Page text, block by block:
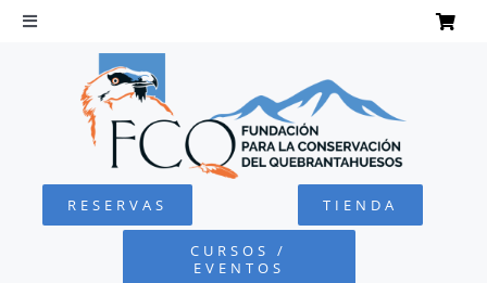
Saltar
Toggle
Navigation
QUEBRANTAHUESOS
FUNDACIÓN
RESERVAS TIENDA
CURSOS /
EVENTOS